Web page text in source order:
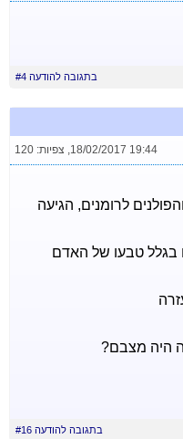
בתגובה להודעה #4
18/02/2017 19:44
, צפיות: 120
לרומנים, הגיעה
בגלל טבעו של האדם
היה מצבם?
בתגובה להודעה #16